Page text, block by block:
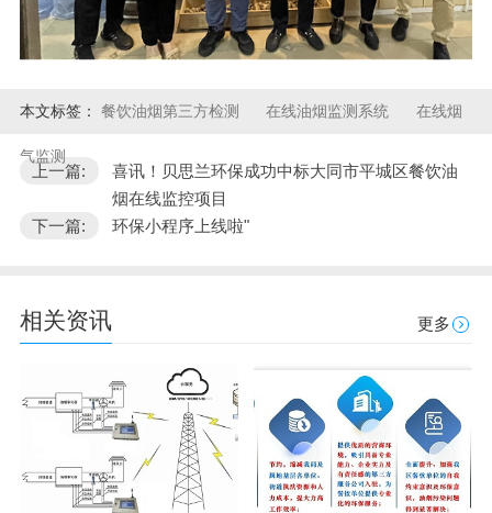
本文标签： 餐饮油烟第三方检测 在线油烟监测系统 在线烟
气监测
上一篇:
喜讯！贝思兰环保成功中标大同市平城区餐饮油
烟在线监控项目
下一篇:
环保小程序上线啦"
相关资讯 更多